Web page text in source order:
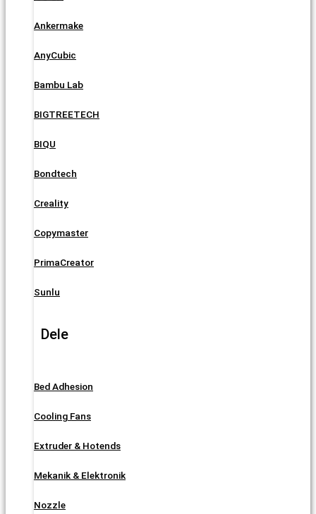
Ankermake
AnyCubic
Bambu Lab
BIGTREETECH
BIQU
Bondtech
Creality
Copymaster
PrimaCreator
Sunlu
Dele
Bed Adhesion
Cooling Fans
Extruder & Hotends
Mekanik & Elektronik
Nozzle